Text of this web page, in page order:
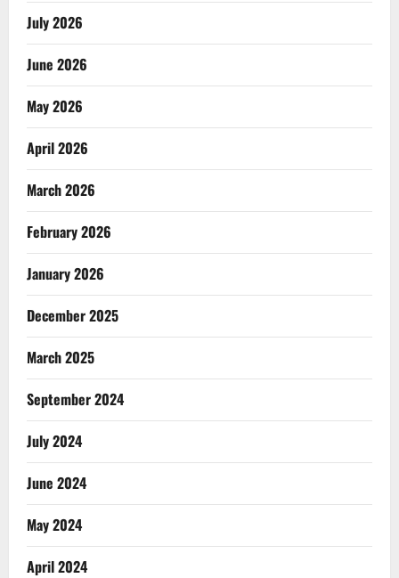
July 2026
June 2026
May 2026
April 2026
March 2026
February 2026
January 2026
December 2025
March 2025
September 2024
July 2024
June 2024
May 2024
April 2024